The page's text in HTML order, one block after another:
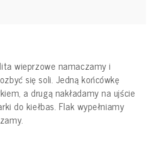
wieprzowe namaczamy i
się soli. Jedną końcówkę
a drugą nakładamy na ujście
do kiełbas. Flak wypełniamy